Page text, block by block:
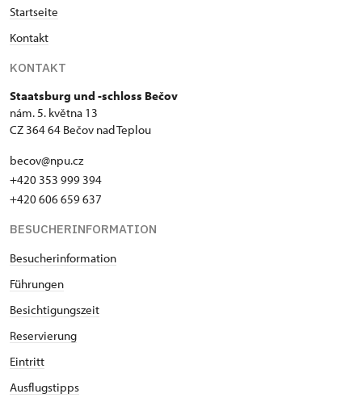
Startseite
Kontakt
KONTAKT
Staatsburg und -schloss Bečov
nám. 5. května 13
CZ 364 64 Bečov nad Teplou
becov@npu.cz
+420 353 999 394
+420 606 659 637
BESUCHERINFORMATION
Besucherinformation
Führungen
Besichtigungszeit
Reservierung
Eintritt
Ausflugstipps